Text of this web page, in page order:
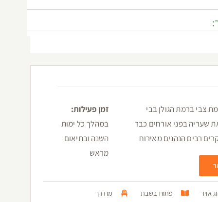
צבי ברמת הגולן בבי
שעריה בפני אורחים כבר
זמן פעילות:
במהלך כל ימות
השנה ובתיאום
מראש
אויר פתוח בשבת מודרך